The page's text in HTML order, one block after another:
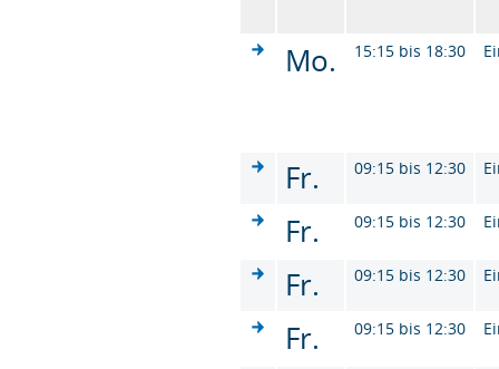
Mo. 15:15 bis 18:30
Fr. 09:15 bis 12:30
Fr. 09:15 bis 12:30
Fr. 09:15 bis 12:30
Fr. 09:15 bis 12:30